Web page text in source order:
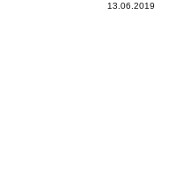
13.06.2019